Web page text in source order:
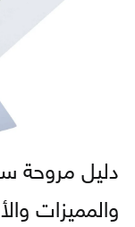
دليل مروحة
والمميزات